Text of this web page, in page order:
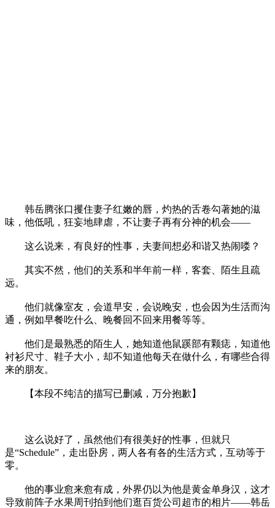
韩岳腾张口攫住妻子红嫩的唇，灼热的舌卷勾著她的滋
味，他低吼，狂妄地肆虐，不让妻子再有分神的机会——
这么说来，有良好的性事，夫妻间想必和谐又热闹喽？
其实不然，他们的关系和半年前一样，客套、陌生且疏
远。
他们就像室友，会道早安，会说晚安，也会因为生活而沟
通，例如早餐吃什么、晚餐回不回来用餐等等。
他们是最熟悉的陌生人，她知道他鼠蹊部有颗痣，知道他
衬衫尺寸、鞋子大小，却不知道他每天在做什么，有哪些合得
来的朋友。
【本段不纯洁的描写已删减，万分抱歉】
这么说好了，虽然他们有很美好的性事，但就只
是“Schedule”，走出卧房，两人各有各的生活方式，互动等于
零。
他的事业愈来愈有成，外界仍以为他是黄金单身汉，这才
导致前阵子水果周刊拍到他们逛百货公司超市的相片——韩岳